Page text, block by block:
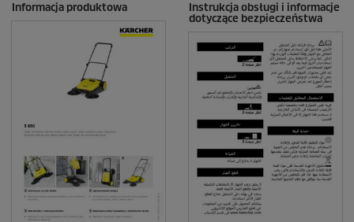
Informacja produktowa
Instrukcja obsługi i informacje
dotyczące bezpieczeństwa